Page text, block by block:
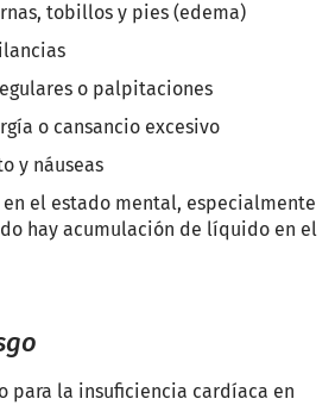
tobillos y pies (edema)
o palpitaciones
o cansancio excesivo
y náuseas
en el estado mental, especialmente
hay acumulación de líquido en el
para la insuficiencia cardíaca en